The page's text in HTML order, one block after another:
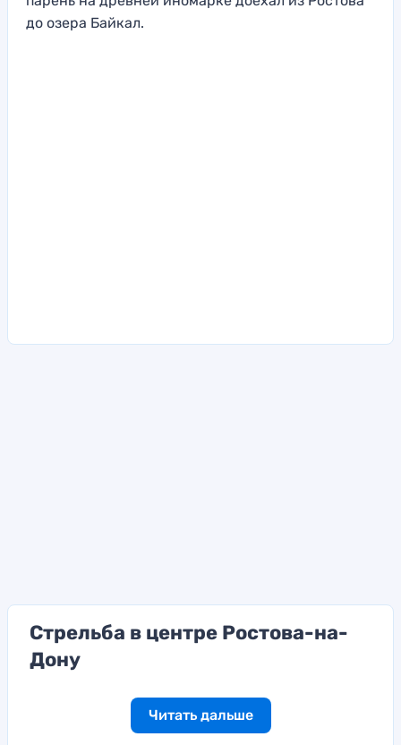
до озера Байкал.
Стрельба в центре Ростова-на-
Дону
Читать дальше